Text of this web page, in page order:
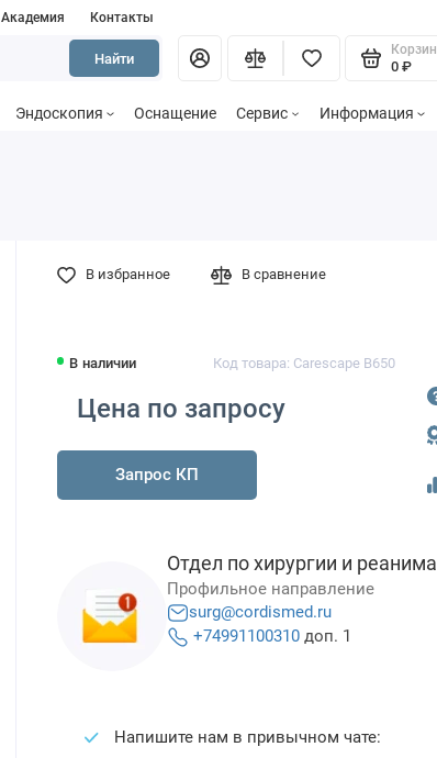
Академия Контакты
Найти
0 ₽
Эндоскопия Оснащение Сервис Информация
В наличии Код товара: Carescape B650
Цена по запросу
Запрос КП
В избранное В сравнение
Отдел по хирургии и
Профильное направление
surg@cordismed.ru
+74991100310 доп. 1
Напишите нам в привычном чате: